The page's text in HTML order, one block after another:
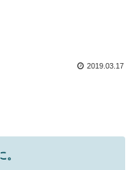
2019.03.17